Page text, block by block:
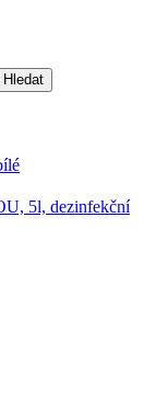
Hledat
5l, dezinfekční